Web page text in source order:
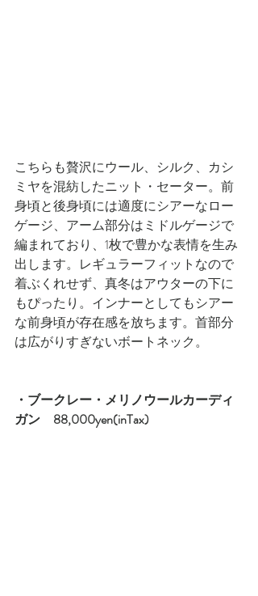
こちらも贅沢にウール、シルク、カシ
ミヤを混紡したニット・セーター。前
身頃と後身頃には適度にシアーなロー
ゲージ、アーム部分はミドルゲージで
編まれており、1枚で豊かな表情を生み
出します。レギュラーフィットなので
着ぶくれせず、真冬はアウターの下に
もぴったり。インナーとしてもシアー
な前身頃が存在感を放ちます。首部分
は広がりすぎないボートネック。
・ブークレー・メリノウールカーディ
ガン　88,000yen(inTax)